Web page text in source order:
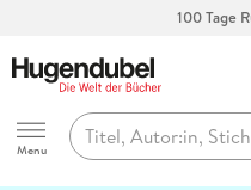
100 Tage
Hugendubel
Menu